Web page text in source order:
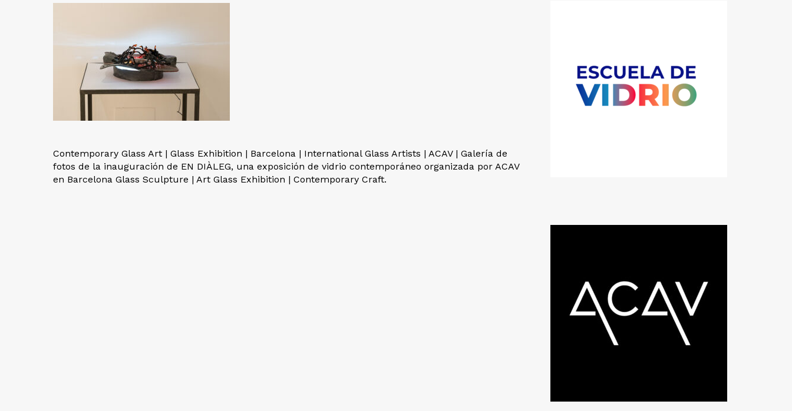
Contemporary Glass Art | Glass Exhibition | Barcelona | International Glass Artists | ACAV | Galería de
fotos de la inauguración de EN DIÀLEG, una exposición de vidrio contemporáneo organizada por ACAV
en Barcelona Glass Sculpture | Art Glass Exhibition | Contemporary Craft.